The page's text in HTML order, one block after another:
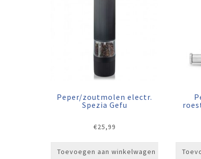
Peper/zoutmolen electr.
Spezia Gefu
€25,99
Toevoegen aan winkelwagen